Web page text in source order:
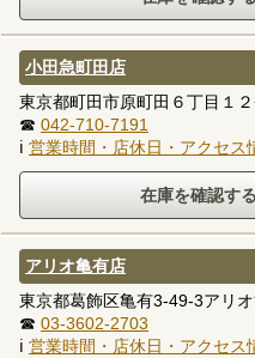
小田急町田店
東京都町田市原町田６丁目１
☎ 042-710-7191
ℹ 営業時間・店休日・アクセス
アリオ亀有店
東京都葛飾区亀有3-49-3アリ
☎ 03-3602-2703
ℹ 営業時間・店休日・アクセス